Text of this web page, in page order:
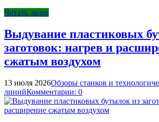
Читать далее
Выдувание пластиковых
заготовок: нагрев и
сжатым воздухом
13 июля 2026Обзоры станков и
линийКомментарии: 0